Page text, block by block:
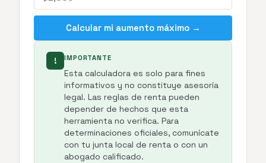
Calcular mi aumento máximo →
! IMPORTANTE
Esta calculadora es solo para fines
informativos y no constituye asesoría
legal. Las reglas de renta pueden
depender de hechos que esta
herramienta no verifica. Para
determinaciones oficiales, comunícate
con tu junta local de renta o con un
abogado calificado.